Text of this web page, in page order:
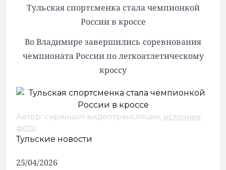
Тульская спортсменка стала чемпионкой
России в кроссе
Во Владимире завершились соревнования
чемпионата России по легкоатлетическому
кроссу
Автор: скриншот видеотрансляции, источник
фото.
Тульские новости
25/04/2026